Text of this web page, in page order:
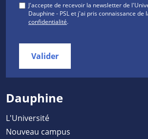
J'accepte de recevoir la newsletter de
Dauphine - PSL et j'ai pris connaissance de
confidentialité.
Valider
Dauphine
L'Université
Nouveau campus